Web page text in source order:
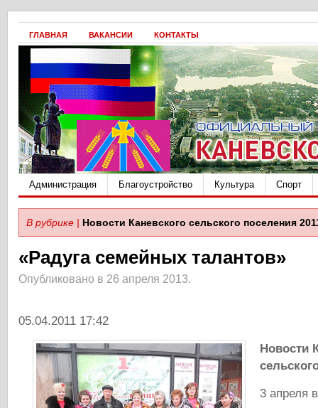
ГЛАВНАЯ ВАКАНСИИ КОНТАКТЫ
Администрация Благоустройство Культура Спорт
В рубрике | Новости Каневского сельского поселения
«Радуга семейных талантов»
Опубликовано в 26 апреля 2013.
05.04.2011 17:42
Новости
3 апреля